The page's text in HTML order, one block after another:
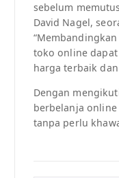
sebelum
David Nagel,
toko online
harga terbaik
Dengan
berbelanja
tanpa perlu